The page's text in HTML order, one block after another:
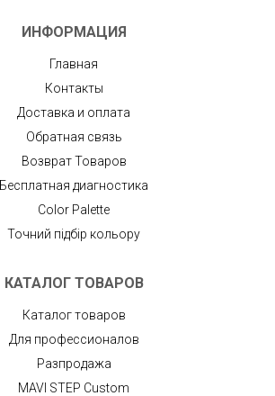
ИНФОРМАЦИЯ
Главная
Контакты
Доставка и оплата
Обратная связь
Возврат Товаров
Бесплатная диагностика
Color Palette
Точний підбір кольору
КАТАЛОГ ТОВАРОВ
Каталог товаров
Для профессионалов
Разпродажа
MAVI STEP Custom